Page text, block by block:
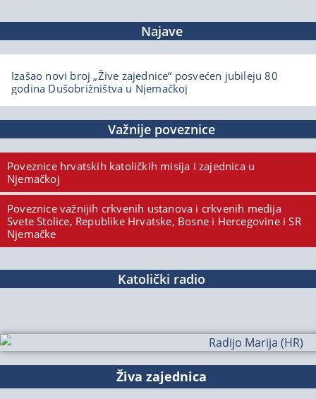
Najave
Izašao novi broj „Žive zajednice“ posvećen jubileju 80
godina Dušobrižništva u Njemačkoj
Važnije poveznice
Poveznice hrvatskih katoličkih misija i zajednica u
Njemačkoj
Poveznice važnijih crkvenih ustanova i crkvenih medija
Svete Stolice, Republike Hrvatske, Bosne i Hercegovine i SR
Njemačke
Katolički radio
Živa zajednica